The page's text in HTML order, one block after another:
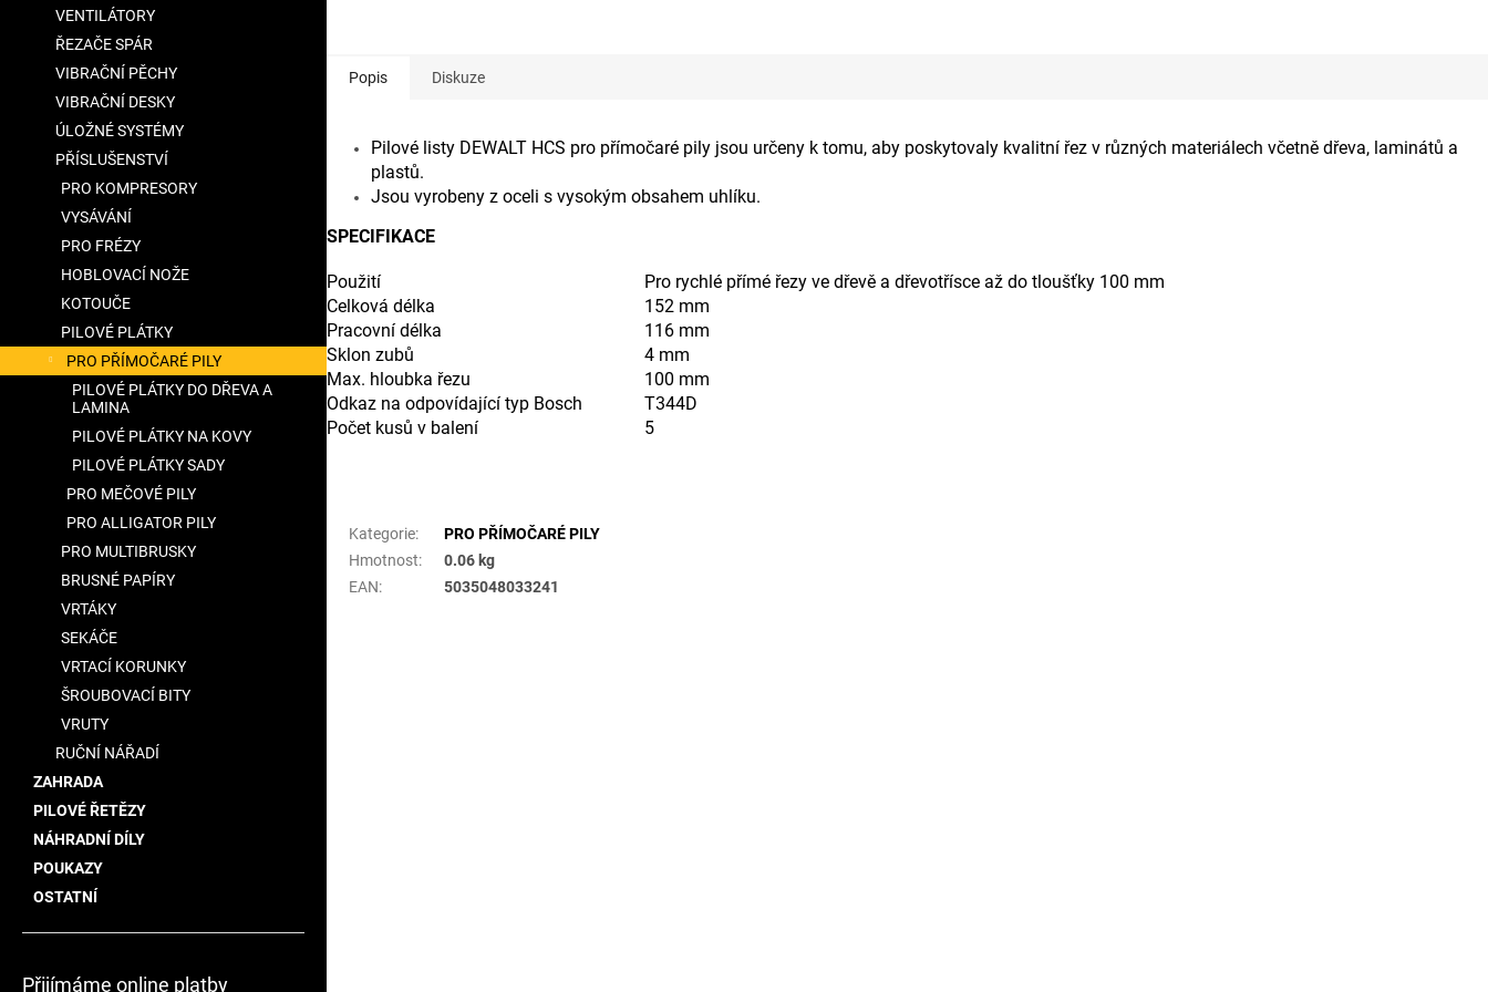
VENTILÁTORY
ŘEZAČE SPÁR
VIBRAČNÍ PĚCHY
VIBRAČNÍ DESKY
ÚLOŽNÉ SYSTÉMY
PŘÍSLUŠENSTVÍ
PRO KOMPRESORY
VYSÁVÁNÍ
PRO FRÉZY
HOBLOVACÍ NOŽE
KOTOUČE
PILOVÉ PLÁTKY
PRO PŘÍMOČARÉ PILY
PILOVÉ PLÁTKY DO DŘEVA A
LAMINA
PILOVÉ PLÁTKY NA KOVY
PILOVÉ PLÁTKY SADY
PRO MEČOVÉ PILY
PRO ALLIGATOR PILY
PRO MULTIBRUSKY
BRUSNÉ PAPÍRY
VRTÁKY
SEKÁČE
VRTACÍ KORUNKY
ŠROUBOVACÍ BITY
VRUTY
RUČNÍ NÁŘADÍ
ZAHRADA
PILOVÉ ŘETĚZY
NÁHRADNÍ DÍLY
POUKAZY
OSTATNÍ
Přijímáme online platby
Popis Diskuze
Pilové listy DEWALT HCS pro přímočaré pily jsou určeny k tomu, aby poskytovaly kvalitní řez v různých materiálech včetně dřeva, laminátů a
plastů.
Jsou vyrobeny z oceli s vysokým obsahem uhlíku.
SPECIFIKACE
Použití
Pro rychlé přímé řezy ve dřevě a dřevotřísce až do tloušťky 100 mm
Celková délka
152 mm
Pracovní délka
116 mm
Sklon zubů
4 mm
Max. hloubka řezu
100 mm
Odkaz na odpovídající typ Bosch
T344D
Počet kusů v balení
5
Kategorie:
PRO PŘÍMOČARÉ PILY
Hmotnost:
0.06 kg
EAN: 5035048033241